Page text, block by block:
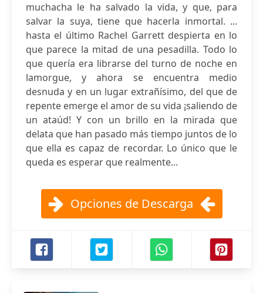
muchacha le ha salvado la vida, y que, para
salvar la suya, tiene que hacerla inmortal. ...
hasta el último Rachel Garrett despierta en lo
que parece la mitad de una pesadilla. Todo lo
que quería era librarse del turno de noche en
lamorgue, y ahora se encuentra medio
desnuda y en un lugar extrañísimo, del que de
repente emerge el amor de su vida ¡saliendo de
un ataúd! Y con un brillo en la mirada que
delata que han pasado más tiempo juntos de lo
que ella es capaz de recordar. Lo único que le
queda es esperar que realmente...
Opciones de Descarga